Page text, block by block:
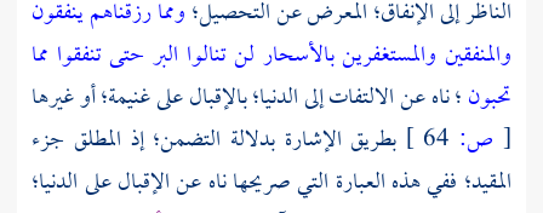
الناظر إلى الإنفاق؛ المعرض عن التحصيل؛ومما رزقناهم ينفقون
والمنفقين والمستغفرين بالأسحار لن تنالوا البر حتى تنفقوا مما
تحبون؛ ناه عن الالتفات إلى الدنيا؛ بالإقبال على غنيمة؛ أو غيرها
[ ص:
بطريق الإشارة بدلالة التضمن؛ إذ المطلق جزء
المقيد؛ ففي هذه العبارة التي صريحها ناه عن الإقبال على الدنيا؛